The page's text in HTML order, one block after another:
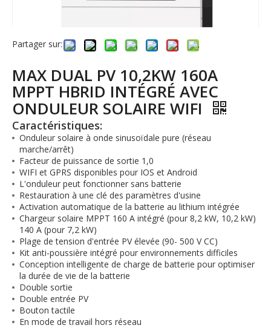
Partager sur:
MAX DUAL PV 10,2KW 160A
MPPT HBRID INTÉGRÉ AVEC
ONDULEUR SOLAIRE WIFI
Caractéristiques:
Onduleur solaire à onde sinusoïdale pure (réseau
marche/arrêt)
Facteur de puissance de sortie 1,0
WIFI et GPRS disponibles pour IOS et Android
L'onduleur peut fonctionner sans batterie
Restauration à une clé des paramètres d'usine
Activation automatique de la batterie au lithium intégrée
Chargeur solaire MPPT 160 A intégré (pour 8,2 kW, 10,2 kW)
140 A (pour 7,2 kW)
Plage de tension d'entrée PV élevée (90- 500 V CC)
Kit anti-poussière intégré pour environnements difficiles
Conception intelligente de charge de batterie pour optimiser
la durée de vie de la batterie
Double sortie
Double entrée PV
Bouton tactile
En mode de travail hors réseau